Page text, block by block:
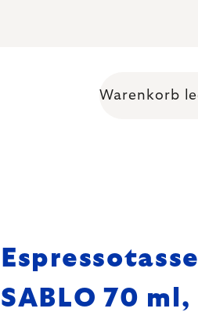
Warenkorb
Espressotasse
SABLO 70 ml,